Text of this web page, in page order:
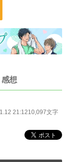
白されてしま
す。一応、付き合い
。他の仲間たちが勇者
感想
21:1210,097文字